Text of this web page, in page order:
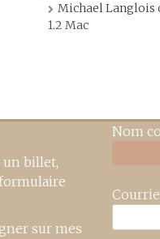
Michael Langlois
1.2 Mac
billet,
sur mes
Nom